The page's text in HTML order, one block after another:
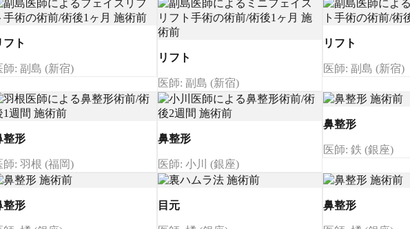
フト
師: 副島 (新宿)
リフト
医師: 副島 (新宿)
リフト
医師: 副島 (新宿)
整形
師: 羽根 (福岡)
鼻整形
医師: 小川 (銀座)
鼻整形
医師: 鉄 (銀座)
整形 目元 鼻整形